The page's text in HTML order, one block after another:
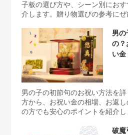
子板の選び方や、シーン別にお
介します。贈り物選びの参考に
男の
の？
い金
男の子の初節句のお祝い方法を
方から、お祝い金の相場、お返
の方でも安心のポイントを紹介し
破魔